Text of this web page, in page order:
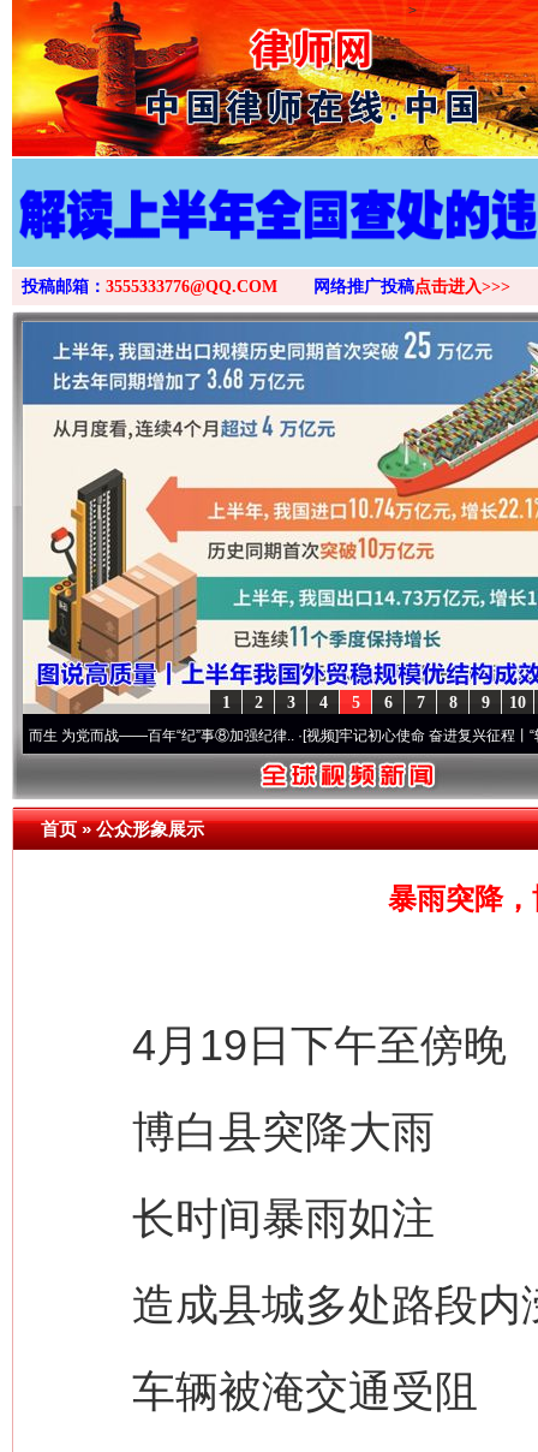
>
投稿邮箱： 3555333776@QQ.COM 网络推广投稿点击进入>>>
10
9
8
7
6
5
4
3
2
1
百年“纪”事⑧加强纪律..·[视频]牢记初心使命 奋进复兴征程丨“转折之城”激荡..·[视
首页»公众形象展示
暴雨突降
4月19日下午至傍晚
博白县突降大雨
长时间暴雨如注
造成县城多处路段内
车辆被淹交通受阻